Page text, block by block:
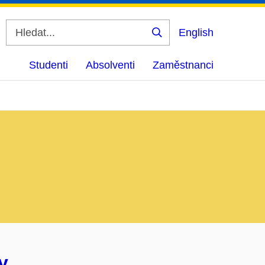
Vyhledat
English
Studenti Absolventi Zaměstnanci